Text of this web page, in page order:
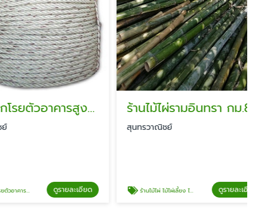
ขายเชือกโรยตัวอาคารสูง รามอินทรา
ดูรายละเอียด
ร้านไม้ไผ่รามอินทรา กม.8
สุนทรวาณิชย์
ร้านไม้ไผ่ ไม้ไผ่เลี้ยง ไม้ไผ่ทาสี รามอินทรา กม.8 ดูรายละเอียด